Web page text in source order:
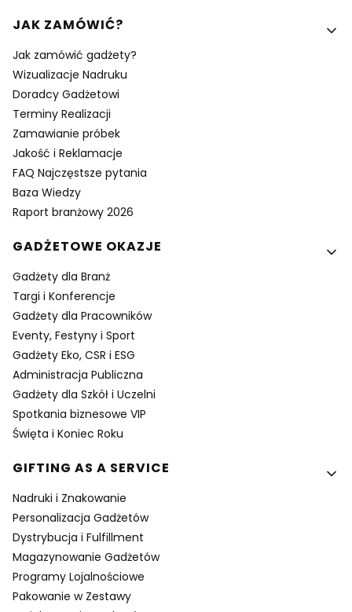
Linki w stopce
JAK ZAMÓWIĆ?
Jak zamówić gadżety?
Wizualizacje Nadruku
Doradcy Gadżetowi
Terminy Realizacji
Zamawianie próbek
Jakość i Reklamacje
FAQ Najczęstsze pytania
Baza Wiedzy
Raport branżowy 2026
GADŻETOWE OKAZJE
Gadżety dla Branż
Targi i Konferencje
Gadżety dla Pracowników
Eventy, Festyny i Sport
Gadżety Eko, CSR i ESG
Administracja Publiczna
Gadżety dla Szkół i Uczelni
Spotkania biznesowe VIP
Święta i Koniec Roku
GIFTING AS A SERVICE
Nadruki i Znakowanie
Personalizacja Gadżetów
Dystrybucja i Fulfillment
Magazynowanie Gadżetów
Programy Lojalnościowe
Pakowanie w Zestawy